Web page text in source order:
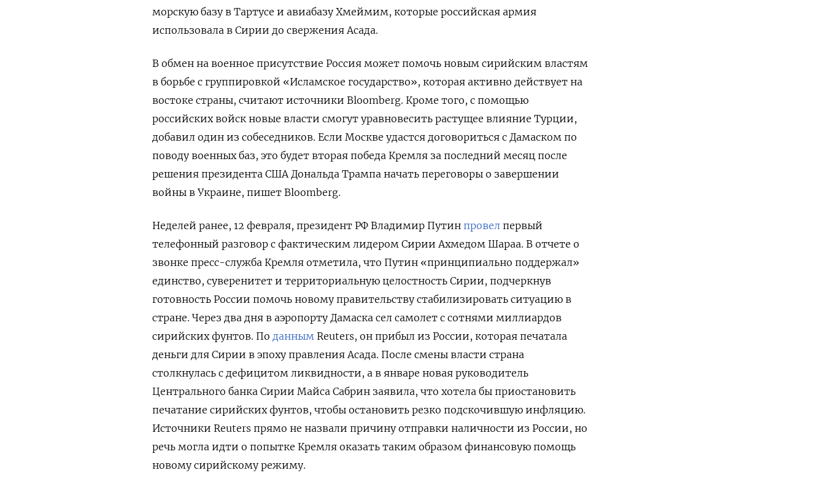
морскую базу в Тартусе и авиабазу Хмеймим, которые российская армия
использовала в Сирии до свержения Асада.
В обмен на военное присутствие Россия может помочь новым сирийским властям
в борьбе с группировкой «Исламское государство», которая активно действует на
востоке страны, считают источники Bloomberg. Кроме того, с помощью
российских войск новые власти смогут уравновесить растущее влияние Турции,
добавил один из собеседников. Если Москве удастся договориться с Дамаском по
поводу военных баз, это будет вторая победа Кремля за последний месяц после
решения президента США Дональда Трампа начать переговоры о завершении
войны в Украине, пишет Bloomberg.
Неделей ранее, 12 февраля, президент РФ Владимир Путин провел первый
телефонный разговор с фактическим лидером Сирии Ахмедом Шараа. В отчете о
звонке пресс-служба Кремля отметила, что Путин «принципиально поддержал»
единство, суверенитет и территориальную целостность Сирии, подчеркнув
готовность России помочь новому правительству стабилизировать ситуацию в
стране. Через два дня в аэропорту Дамаска сел самолет с сотнями миллиардов
сирийских фунтов. По данным Reuters, он прибыл из России, которая печатала
деньги для Сирии в эпоху правления Асада. После смены власти страна
столкнулась с дефицитом ликвидности, а в январе новая руководитель
Центрального банка Сирии Майса Сабрин заявила, что хотела бы приостановить
печатание сирийских фунтов, чтобы остановить резко подскочившую инфляцию.
Источники Reuters прямо не назвали причину отправки наличности из России, но
речь могла идти о попытке Кремля оказать таким образом финансовую помощь
новому сирийскому режиму.